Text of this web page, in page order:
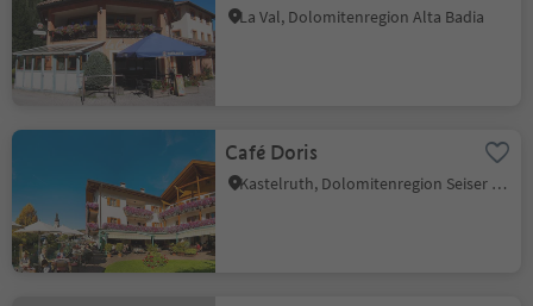
La Val, Dolomitenregion Alta Badia
Café Doris
Kastelruth, Dolomitenregion Seiser Alm